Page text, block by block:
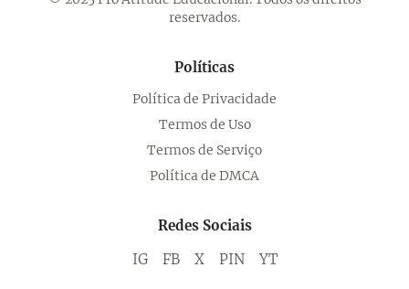
reservados.
Políticas
Política de Privacidade
Termos de Uso
Termos de Serviço
Política de DMCA
Redes Sociais
IG
FB X PIN YT